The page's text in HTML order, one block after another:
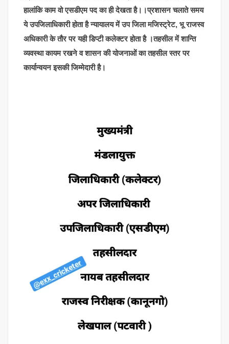
हालांकि काम वो एसडीएम पद का ही देखता है।।प्रशासन चलाते समय
ये उपजिलाधिकारी होता है न्यायालय में उप जिला मजिस्ट्रेट, भू राजस्व
अधिकारी के तौर पर यही डिप्टी कलेक्टर होता है ।तहसील में शान्ति
व्यवस्था कायम रखने व शासन की योजनाओं का तहसील स्तर पर
कार्यान्वयन इसकी जिम्मेदारी है।